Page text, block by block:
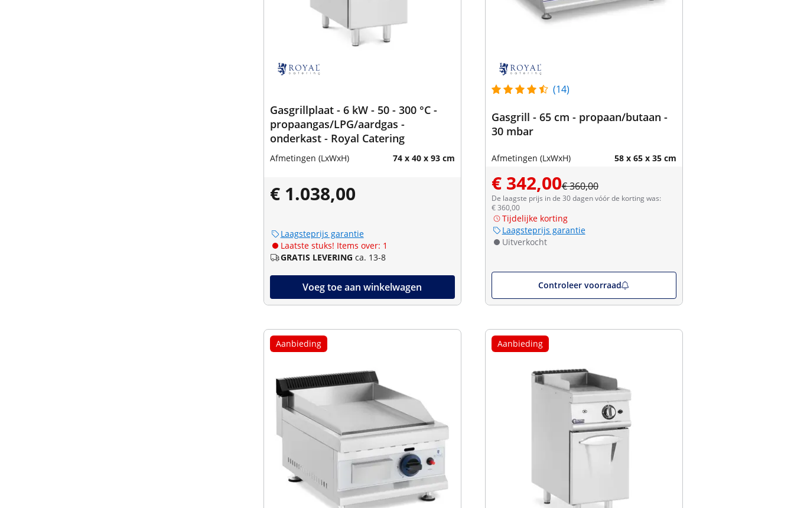
Gasgrillplaat - 6 kW - 50 - 300 °C -
propaangas/LPG/aardgas -
onderkast - Royal Catering
Afmetingen (LxWxH) 74 x 40 x 93 cm
€ 1.038,00
Laagsteprijs garantie
Laatste stuks! Items over: 1
GRATIS LEVERING ca. 13-8
Voeg toe aan winkelwagen
(14)
Gasgrill - 65 cm - propaan/butaan -
30 mbar
Afmetingen (LxWxH) 58 x 65 x 35 cm
€ 342,00€ 360,00
De laagste prijs in de 30 dagen vóór de korting was:
€ 360,00
Tijdelijke korting
Laagsteprijs garantie
Uitverkocht
Controleer voorraad
Aanbieding Aanbieding